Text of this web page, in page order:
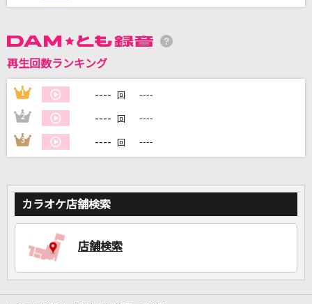
カラオケ最新情報をチェック！
カラオケをもっと楽しもう！
家族や友達と一緒に！練習にも！
再生回数ランキング
1 ---- 回 ----
2 ---- 回 ----
3 ---- 回 ----
カラオケ店舗検索
店舗検索